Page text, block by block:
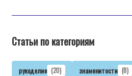
Статьи по категориям
рукоделие (20) знаменитости (8)